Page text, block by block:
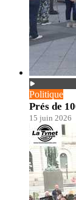
Politique
Prés de
15 juin 2026